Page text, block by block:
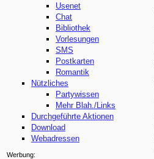
Usenet
Chat
Bibliothek
Vorlesungen
SMS
Postkarten
Romantik
Nützliches
Partywissen
Mehr Blah./Links
Durchgeführte Aktionen
Download
Webadressen
Werbung: